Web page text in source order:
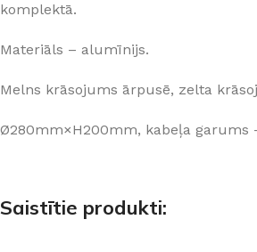
komplektā.
Materiāls – alumīnijs.
Melns krāsojums ārpusē, zelta
Ø280mm×H200mm, kabeļa garums
Saistītie produkti: